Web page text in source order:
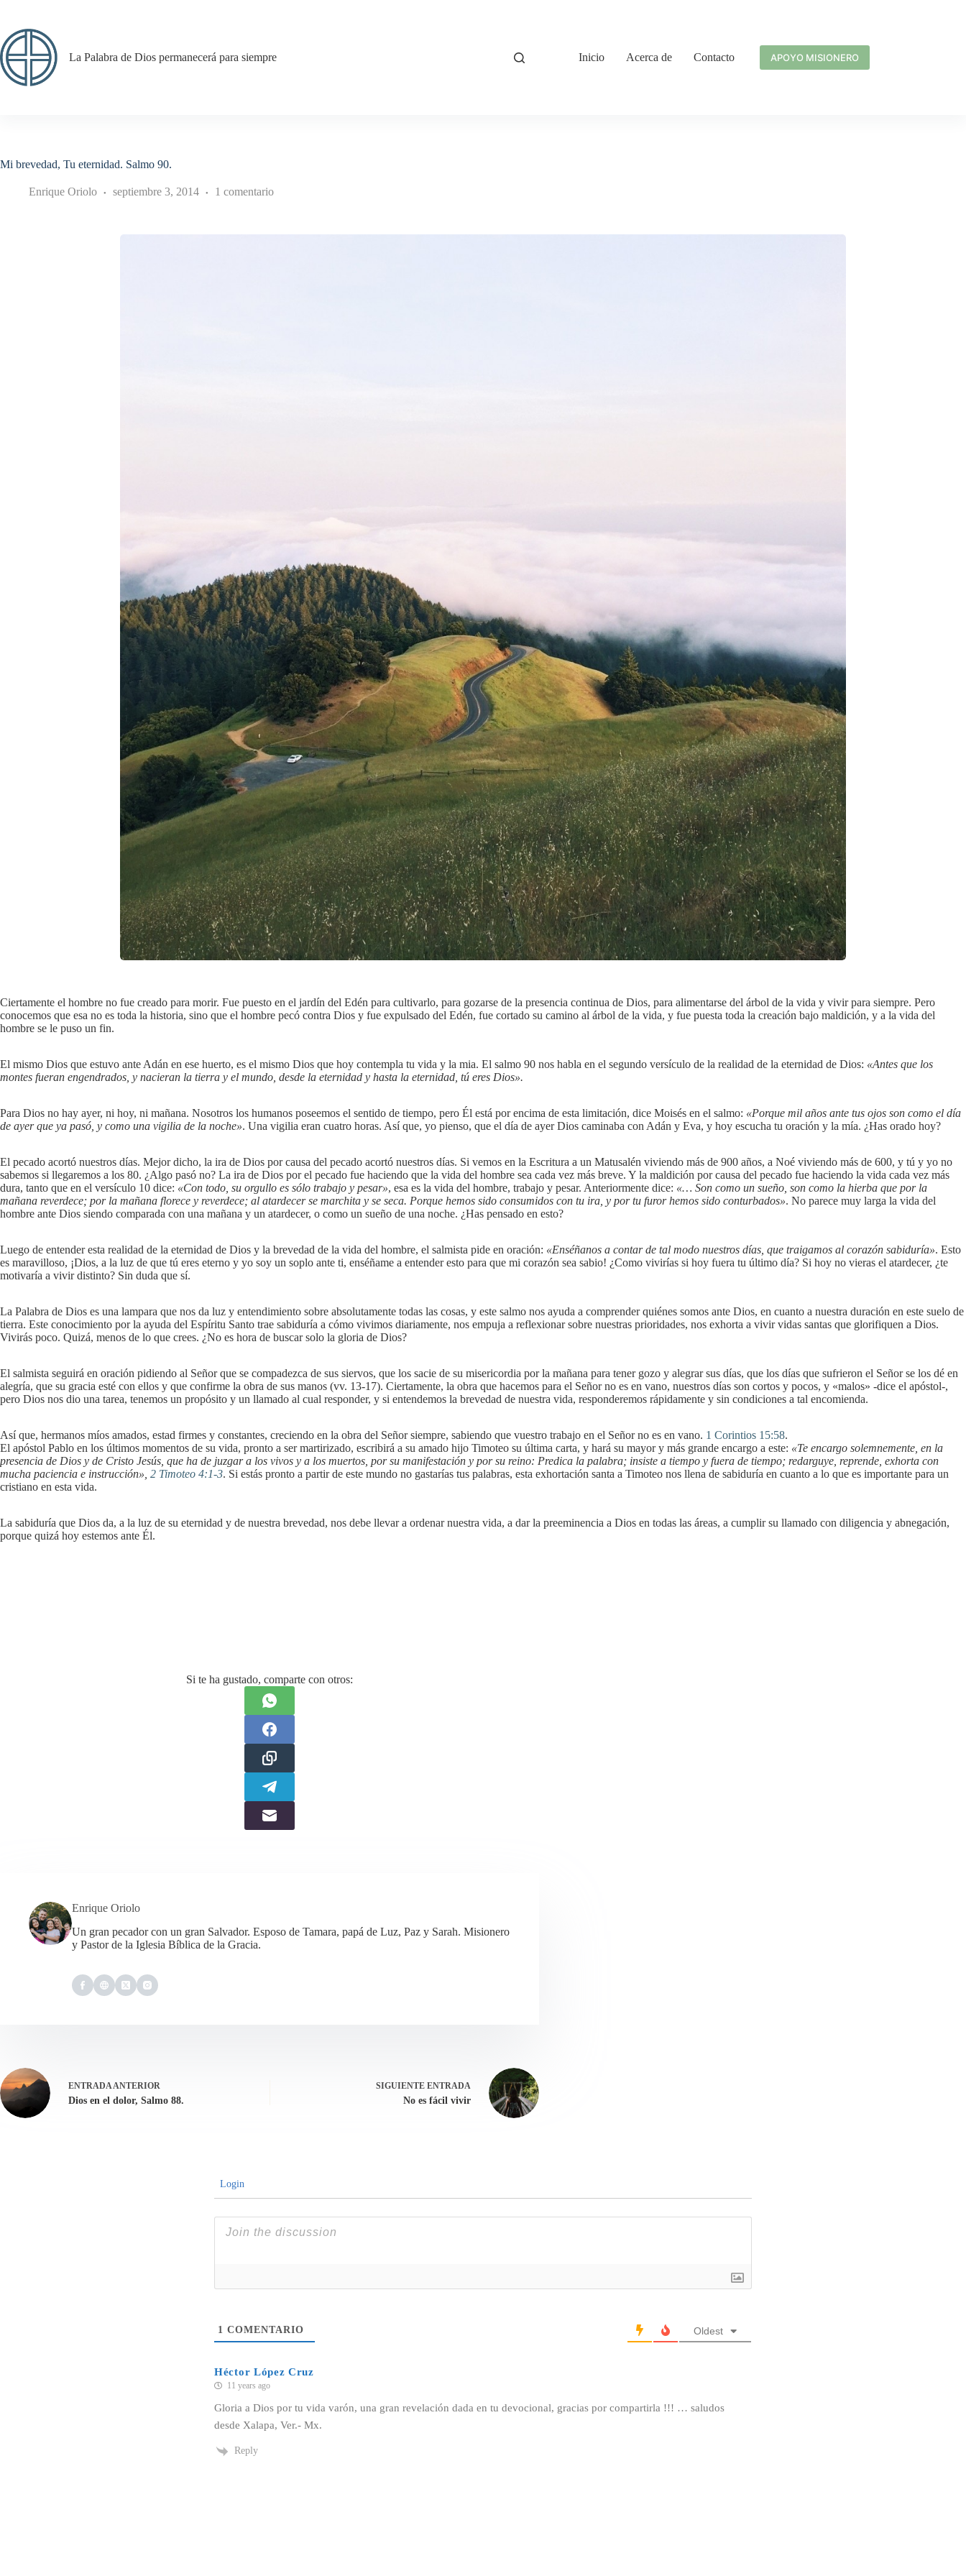
contenido
La Palabra de Dios permanecerá para siempre Inicio Acerca de Contacto APOYO MISIONERO
Mi brevedad, Tu eternidad. Salmo 90.
Enrique Oriolo septiembre 3, 2014 1 comentario
Ciertamente el hombre no fue creado para morir. Fue puesto en el jardín del Edén para cultivarlo, para gozarse de la presencia continua de Dios, para alimentarse del árbol de la vida y vivir para siempre. Pero
conocemos que esa no es toda la historia, sino que el hombre pecó contra Dios y fue expulsado del Edén, fue cortado su camino al árbol de la vida, y fue puesta toda la creación bajo maldición, y a la vida del
hombre se le puso un fin.
El mismo Dios que estuvo ante Adán en ese huerto, es el mismo Dios que hoy contempla tu vida y la mia. El salmo 90 nos habla en el segundo versículo de la realidad de la eternidad de Dios: «Antes que los
montes fueran engendrados, y nacieran la tierra y el mundo, desde la eternidad y hasta la eternidad, tú eres Dios».
Para Dios no hay ayer, ni hoy, ni mañana. Nosotros los humanos poseemos el sentido de tiempo, pero Él está por encima de esta limitación, dice Moisés en el salmo: «Porque mil años ante tus ojos son como el día
de ayer que ya pasó, y como una vigilia de la noche». Una vigilia eran cuatro horas. Así que, yo pienso, que el día de ayer Dios caminaba con Adán y Eva, y hoy escucha tu oración y la mía. ¿Has orado hoy?
El pecado acortó nuestros días. Mejor dicho, la ira de Dios por causa del pecado acortó nuestros días. Si vemos en la Escritura a un Matusalén viviendo más de 900 años, a Noé viviendo más de 600, y tú y yo no
sabemos si llegaremos a los 80. ¿Algo pasó no? La ira de Dios por el pecado fue haciendo que la vida del hombre sea cada vez más breve. Y la maldición por causa del pecado fue haciendo la vida cada vez más
dura, tanto que en el versículo 10 dice: «Con todo, su orgullo es sólo trabajo y pesar», esa es la vida del hombre, trabajo y pesar. Anteriormente dice: «… Son como un sueño, son como la hierba que por la
mañana reverdece; por la mañana florece y reverdece; al atardecer se marchita y se seca. Porque hemos sido consumidos con tu ira, y por tu furor hemos sido conturbados». No parece muy larga la vida del
hombre ante Dios siendo comparada con una mañana y un atardecer, o como un sueño de una noche. ¿Has pensado en esto?
Luego de entender esta realidad de la eternidad de Dios y la brevedad de la vida del hombre, el salmista pide en oración: «Enséñanos a contar de tal modo nuestros días, que traigamos al corazón sabiduría». Esto
es maravilloso, ¡Dios, a la luz de que tú eres eterno y yo soy un soplo ante ti, enséñame a entender esto para que mi corazón sea sabio! ¿Como vivirías si hoy fuera tu último día? Si hoy no vieras el atardecer, ¿te
motivaría a vivir distinto? Sin duda que sí.
La Palabra de Dios es una lampara que nos da luz y entendimiento sobre absolutamente todas las cosas, y este salmo nos ayuda a comprender quiénes somos ante Dios, en cuanto a nuestra duración en este suelo de
tierra. Este conocimiento por la ayuda del Espíritu Santo trae sabiduría a cómo vivimos diariamente, nos empuja a reflexionar sobre nuestras prioridades, nos exhorta a vivir vidas santas que glorifiquen a Dios.
Vivirás poco. Quizá, menos de lo que crees. ¿No es hora de buscar solo la gloria de Dios?
El salmista seguirá en oración pidiendo al Señor que se compadezca de sus siervos, que los sacie de su misericordia por la mañana para tener gozo y alegrar sus días, que los días que sufrieron el Señor se los dé en
alegría, que su gracia esté con ellos y que confirme la obra de sus manos (vv. 13-17). Ciertamente, la obra que hacemos para el Señor no es en vano, nuestros días son cortos y pocos, y «malos» -dice el apóstol-,
pero Dios nos dio una tarea, tenemos un propósito y un llamado al cual responder, y si entendemos la brevedad de nuestra vida, responderemos rápidamente y sin condiciones a tal encomienda.
Así que, hermanos míos amados, estad firmes y constantes, creciendo en la obra del Señor siempre, sabiendo que vuestro trabajo en el Señor no es en vano. 1 Corintios 15:58.
El apóstol Pablo en los últimos momentos de su vida, pronto a ser martirizado, escribirá a su amado hijo Timoteo su última carta, y hará su mayor y más grande encargo a este: «Te encargo solemnemente, en la
presencia de Dios y de Cristo Jesús, que ha de juzgar a los vivos y a los muertos, por su manifestación y por su reino: Predica la palabra; insiste a tiempo y fuera de tiempo; redarguye, reprende, exhorta con
mucha paciencia e instrucción», 2 Timoteo 4:1-3. Si estás pronto a partir de este mundo no gastarías tus palabras, esta exhortación santa a Timoteo nos llena de sabiduría en cuanto a lo que es importante para un
cristiano en esta vida.
La sabiduría que Dios da, a la luz de su eternidad y de nuestra brevedad, nos debe llevar a ordenar nuestra vida, a dar la preeminencia a Dios en todas las áreas, a cumplir su llamado con diligencia y abnegación,
porque quizá hoy estemos ante Él.
Si te ha gustado, comparte con otros:
Enrique Oriolo
Un gran pecador con un gran Salvador. Esposo de Tamara, papá de Luz, Paz y Sarah. Misionero
y Pastor de la Iglesia Bíblica de la Gracia.
ENTRADAANTERIOR
Dios en el dolor, Salmo 88.
SIGUIENTE ENTRADA
No es fácil vivir
Login
1 COMENTARIO Oldest
Héctor López Cruz
11 years ago
Gloria a Dios por tu vida varón, una gran revelación dada en tu devocional, gracias por compartirla !!! … saludos
desde Xalapa, Ver.- Mx.
Reply